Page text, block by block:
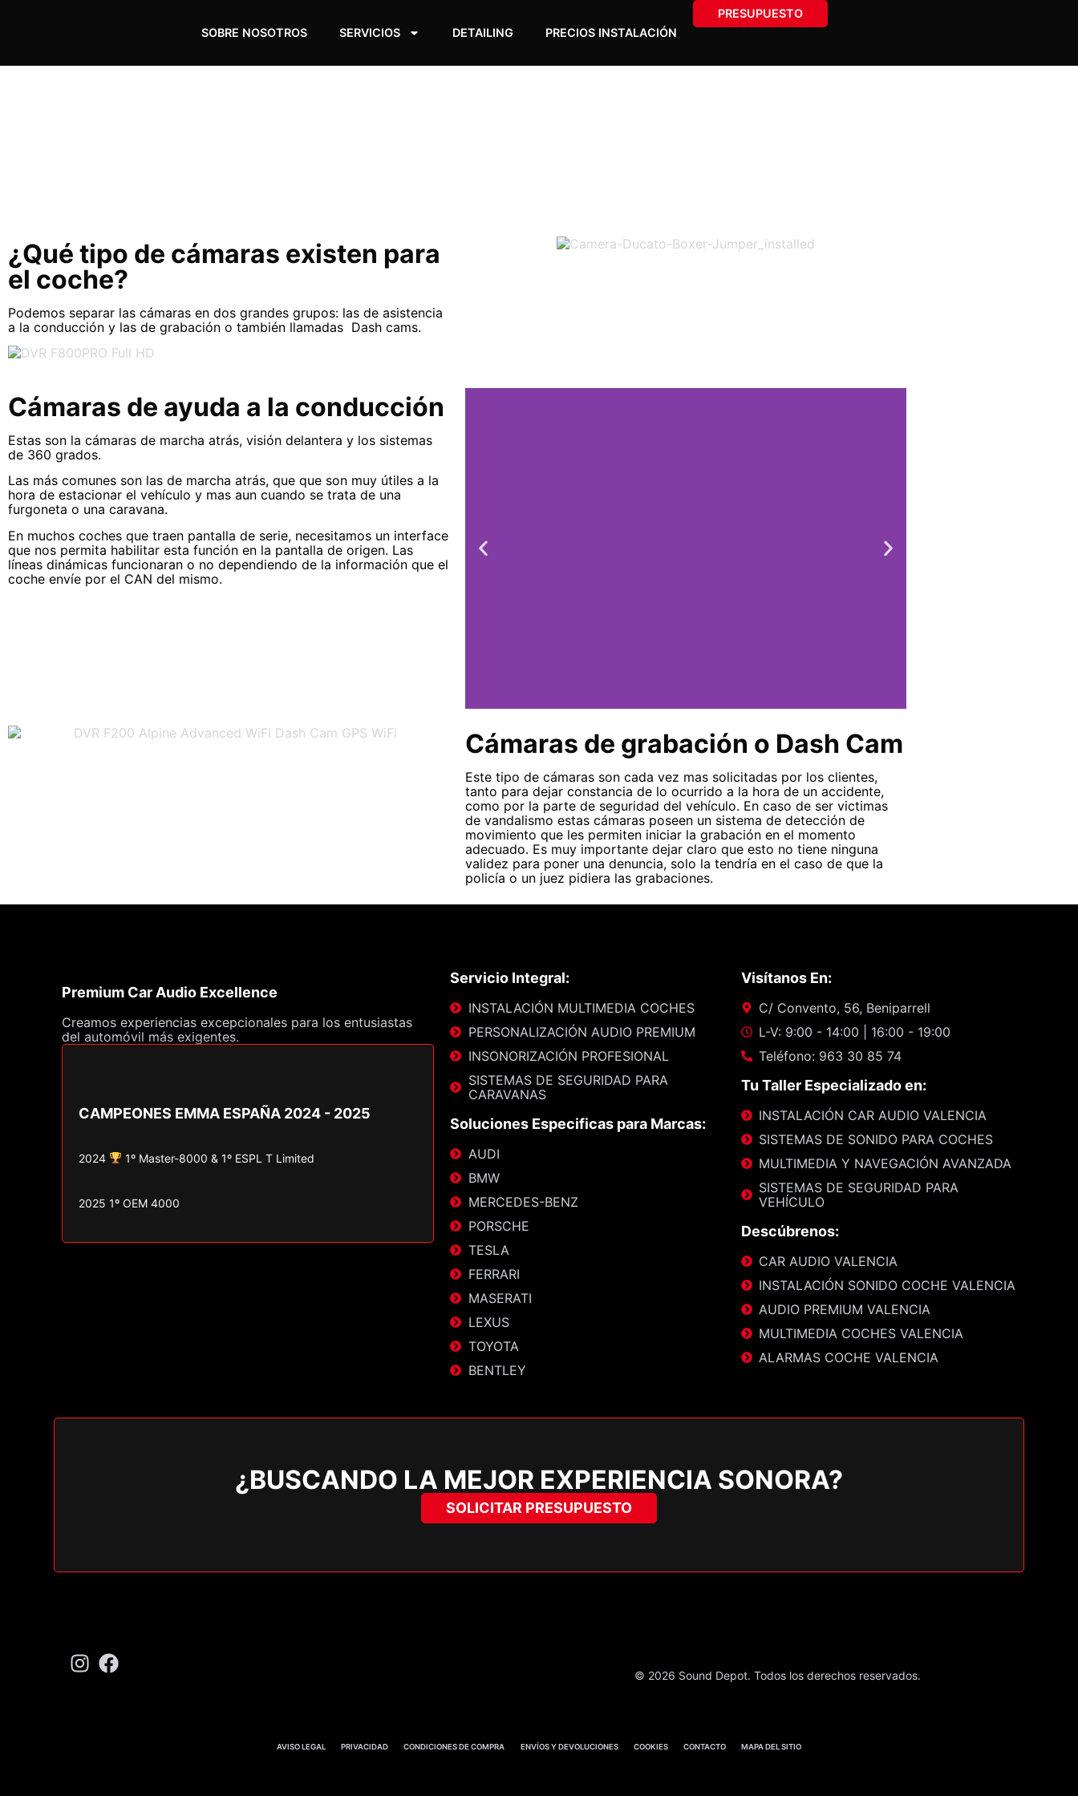
SOBRE NOSOTROS SERVICIOS DETAILING PRECIOS INSTALACIÓN
PRESUPUESTO
¿Qué tipo de cámaras existen para
el coche?
Podemos separar las cámaras en dos grandes grupos: las de asistencia
a la conducción y las de grabación o también llamadas Dash cams.
Cámaras de ayuda a la conducción
Estas son la cámaras de marcha atrás, visión delantera y los sistemas
de 360 grados.
Las más comunes son las de marcha atrás, que que son muy útiles a la
hora de estacionar el vehículo y mas aun cuando se trata de una
furgoneta o una caravana.
En muchos coches que traen pantalla de serie, necesitamos un interface
que nos permita habilitar esta función en la pantalla de origen. Las
líneas dinámicas funcionaran o no dependiendo de la información que el
coche envíe por el CAN del mismo.
Cámaras de grabación o Dash Cam
Este tipo de cámaras son cada vez mas solicitadas por los clientes,
tanto para dejar constancia de lo ocurrido a la hora de un accidente,
como por la parte de seguridad del vehículo. En caso de ser victimas
de vandalismo estas cámaras poseen un sistema de detección de
movimiento que les permiten iniciar la grabación en el momento
adecuado. Es muy importante dejar claro que esto no tiene ninguna
validez para poner una denuncia, solo la tendría en el caso de que la
policía o un juez pidiera las grabaciones.
Premium Car Audio Excellence
Creamos experiencias excepcionales para los entusiastas
del automóvil más exigentes.
CAMPEONES EMMA ESPAÑA 2024 - 2025
2024 1º Master-8000 & 1º ESPL T Limited
2025 1º OEM 4000
Servicio Integral:
INSTALACIÓN MULTIMEDIA COCHES
PERSONALIZACIÓN AUDIO PREMIUM
INSONORIZACIÓN PROFESIONAL
SISTEMAS DE SEGURIDAD PARA
CARAVANAS
Soluciones Especificas para Marcas:
AUDI
BMW
MERCEDES-BENZ
PORSCHE
TESLA
FERRARI
MASERATI
LEXUS
TOYOTA
BENTLEY
Visítanos En:
C/ Convento, 56, Beniparrell
L-V: 9:00 - 14:00 | 16:00 - 19:00
Teléfono: 963 30 85 74
Tu Taller Especializado en:
INSTALACIÓN CAR AUDIO VALENCIA
SISTEMAS DE SONIDO PARA COCHES
MULTIMEDIA Y NAVEGACIÓN AVANZADA
SISTEMAS DE SEGURIDAD PARA
VEHÍCULO
Descúbrenos:
CAR AUDIO VALENCIA
INSTALACIÓN SONIDO COCHE VALENCIA
AUDIO PREMIUM VALENCIA
MULTIMEDIA COCHES VALENCIA
ALARMAS COCHE VALENCIA
¿BUSCANDO LA MEJOR EXPERIENCIA SONORA?
SOLICITAR PRESUPUESTO
© 2026 Sound Depot. Todos los derechos reservados.
AVISO LEGAL PRIVACIDAD CONDICIONES DE COMPRA ENVÍOS Y DEVOLUCIONES COOKIES CONTACTO MAPA DEL SITIO